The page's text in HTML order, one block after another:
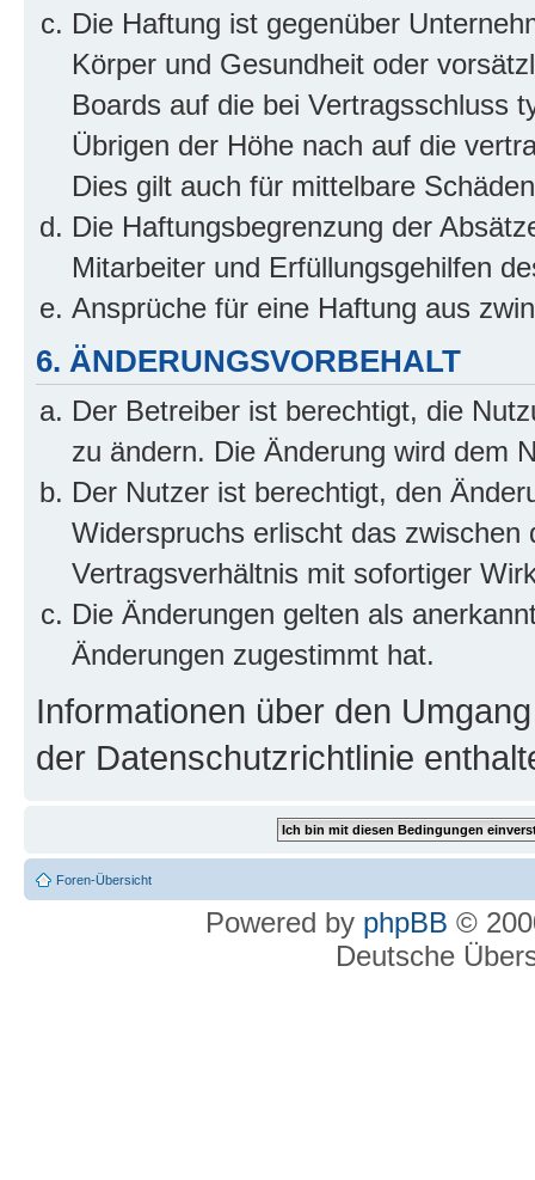
Die Haftung ist gegenüber
Körper und Gesundheit oder
Boards auf die bei Vertragsschluss
Übrigen der Höhe nach auf die
Dies gilt auch für mittelbare
Die Haftungsbegrenzung der
Mitarbeiter und Erfüllungsgehilfen
Ansprüche für eine Haftung aus
6. ÄNDERUNGSVORBEHALT
Der Betreiber ist berechtigt, die
zu ändern. Die Änderung wird dem
Der Nutzer ist berechtigt, den
Widerspruchs erlischt das
Vertragsverhältnis mit sofortiger
Die Änderungen gelten als
Änderungen zugestimmt hat.
Informationen über den
der Datenschutzrichtlinie
Foren-Übersicht
Powered by phpBB ©
Deutsche